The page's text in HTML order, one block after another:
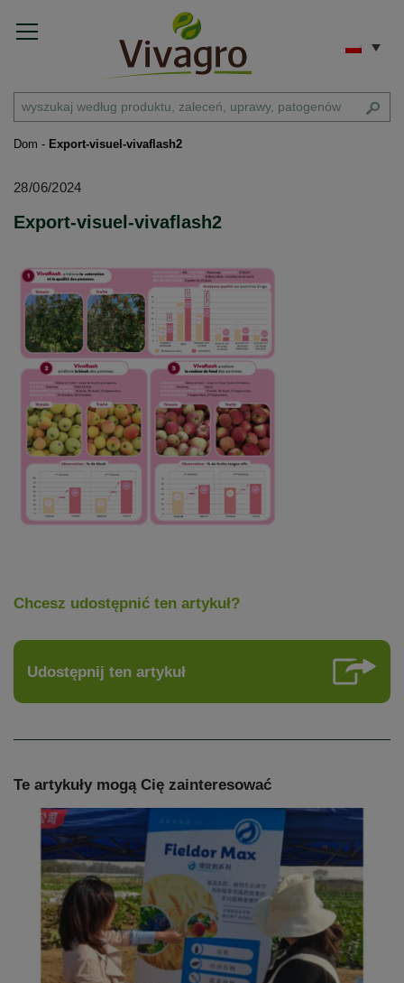
Dom - Export-visuel-vivaflash2
28/06/2024
Export-visuel-vivaflash2
Chcesz udostępnić ten artykuł?
Udostępnij ten artykuł
Te artykuły mogą Cię zainteresować